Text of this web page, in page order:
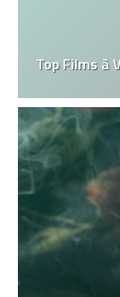
Top Films à